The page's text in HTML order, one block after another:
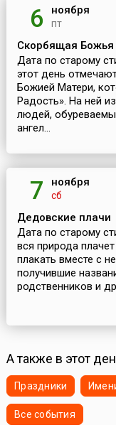
6 ноября
пт
Скорбящая Божья
Дата по старому
этот день
Божией Матери,
Радость». На ней
людей,
ангел...
7 ноября
сб
Дедовские плачи
Дата по старому
вся природа
плакать вместе с
получившие
родственников и
А также в этот
Праздники
Все события